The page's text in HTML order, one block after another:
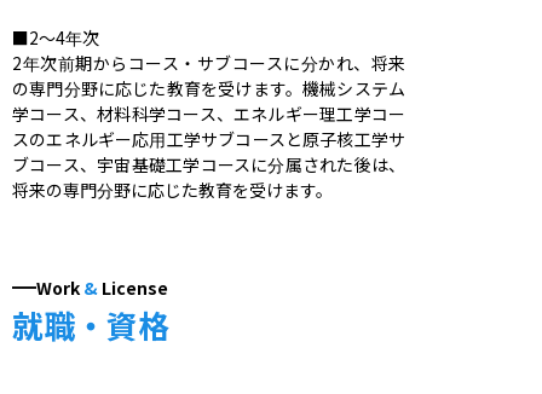
■2〜4年次
2年次前期からコース・サブコースに分かれ、将来
の専門分野に応じた教育を受けます。機械システム
学コース、材料科学コース、エネルギー理工学コー
スのエネルギー応用工学サブコースと原子核工学サ
ブコース、宇宙基礎工学コースに分属された後は、
将来の専門分野に応じた教育を受けます。
Work & License
就職・資格